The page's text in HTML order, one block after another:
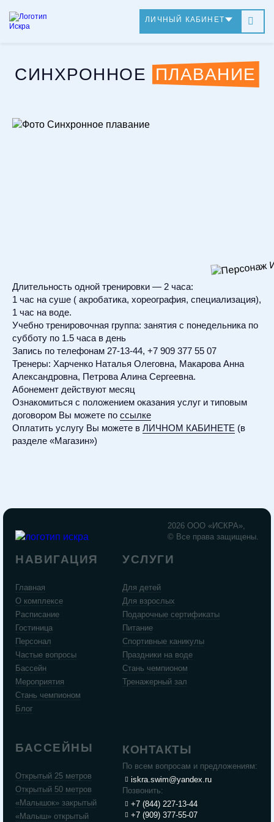
ЛИЧНЫЙ КАБИНЕТ
Синхронное плавание
СИНХРОННОЕ ПЛАВАНИЕ
Длительность одной тренировки — 2 часа:
1 час на суше ( акробатика, хореография, специализация),
1 час на воде.
Учебно тренировочная группа: занятия с понедельника по
субботу по 1.5 часа в день
Запись по телефонам 27-13-44, +7 909 377 55 07
Тренеры: Харченко Наталья Олеговна, Макарова Анна
Александровна, Петрова Алина Сергеевна.
Абонемент действуют месяц
Ознакомиться с положением оказания услуг и типовым
договором Вы можете по ссылке
Оплатить услугу Вы можете в ЛИЧНОМ КАБИНЕТЕ (в
разделе «Магазин»)
2026 ООО «ИСКРА»,
© Все права защищены.
НАВИГАЦИЯ
Главная
О комплексе
Расписание
Гостиница
Персонал
Частые вопросы
Бассейн
Мероприятия
Стань чемпионом
Блог
УСЛУГИ
Для детей
Для взрослых
Подарочные сертификаты
Питание
Спортивные каникулы
Праздники на воде
Стань чемпионом
Тренажерный зал
БАССЕЙНЫ
Открытый 25 метров
Открытый 50 метров
«Малышок» закрытый
«Малыш» открытый
КОНТАКТЫ
По всем вопросам и предложениям:
iskra.swim@yandex.ru
Позвонить:
+7 (844) 227-13-44
+7 (909) 377-55-07